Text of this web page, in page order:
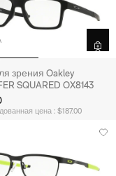
зрения Oakley
SQUARED OX8143
цена : $187.00